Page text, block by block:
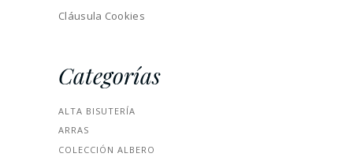
Cláusula Cookies
Categorías
ALTA BISUTERÍA
ARRAS
COLECCIÓN ALBERO